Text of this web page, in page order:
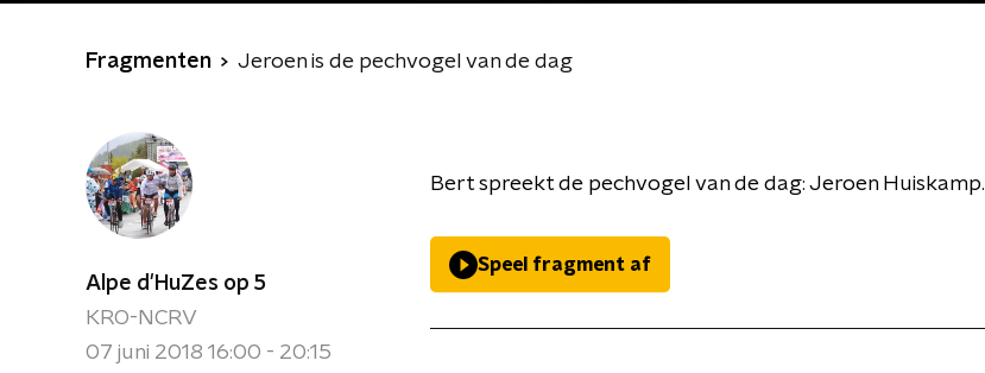
Fragmenten Jeroen is de pechvogel van de dag
Alpe d'HuZes op 5
KRO-NCRV
07 juni 2018 16:00 - 20:15
Bert spreekt de pechvogel van de dag: Jeroen Huiskamp.
Speel fragment af